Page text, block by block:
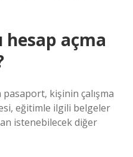
hesap açma
kişinin çalışma
eğitimle ilgili belgeler
istenebilecek diğer